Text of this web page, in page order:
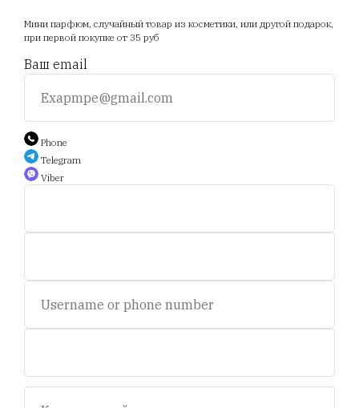
Мини парфюм, случайный товар из косметики, или другой подарок,
при первой покупке от 35 руб
Ваш email
Phone
Telegram
Viber
Акции Отзывы
+375 25 794 81 89